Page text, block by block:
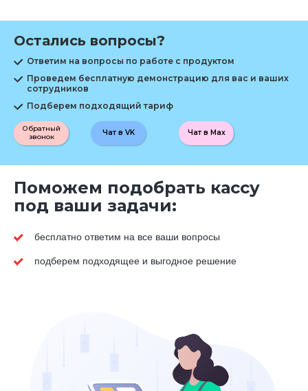
Остались вопросы?
Ответим на вопросы по работе с продуктом
Проведем бесплатную демонстрацию для вас и ваших
сотрудников
Подберем подходящий тариф
Обратный
звонок
Чат в Max
Чат в VK
Поможем подобрать кассу
под ваши задачи:
бесплатно ответим на все ваши вопросы
подберем подходящее и выгодное решение